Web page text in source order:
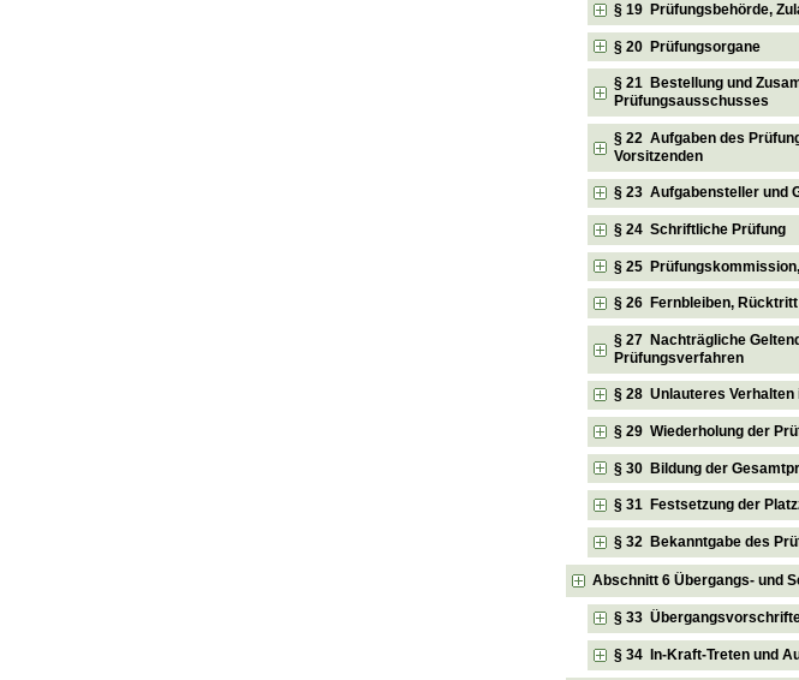
§ 19 Prüfungsbehörde,
§ 20 Prüfungsorgane
§ 21 Bestellung und
Prüfungsausschusses
§ 22 Aufgaben des
Vorsitzenden
§ 23 Aufgabensteller und
§ 24 Schriftliche Prüfung
§ 25
§ 26 Fernbleiben, Rücktritt
§ 27 Nachträgliche
Prüfungsverfahren
§ 28 Unlauteres
§ 29 Wiederholung der
§ 30 Bildung der
§ 31 Festsetzung der
§ 32 Bekanntgabe des
Abschnitt 6 Übergangs- und
§ 33
§ 34 In-Kraft-Treten und